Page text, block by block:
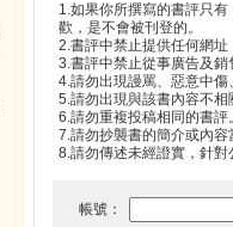
1.如果你所撰寫的書評只
歡，是不會被刊登的。
2.書評中禁止提供任何網址
3.書評中禁止從事廣告及銷
4.請勿出現謾罵、惡意中傷
5.請勿出現與該書內容不相
6.請勿重複投稿相同的書評。
7.請勿抄襲書的簡介或內容
8.請勿傳述未經證實，針對
帳號：